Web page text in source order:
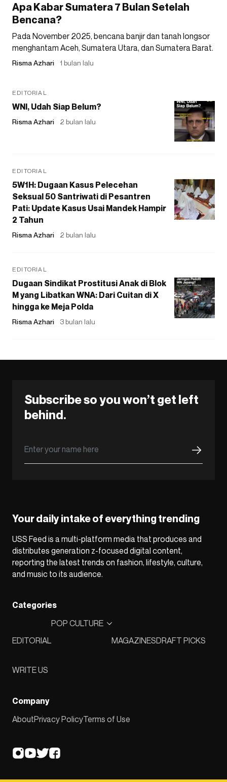
Apa Kabar Sumatera 7 Bulan Setelah
Bencana?
Pada November 2025, bencana banjir dan tanah longsor
menghantam Aceh, Sumatera Utara, dan Sumatera Barat.
Risma Azhari 1 bulan lalu
EDITORIAL
WNI, Udah Siap Belum?
Risma Azhari 2 bulan lalu
EDITORIAL
5W1H: Dugaan Kasus Pelecehan
Seksual 50 Santriwati di Pesantren
Pati: Update Kasus Usai Mandek Hampir
2 Tahun
Risma Azhari 2 bulan lalu
EDITORIAL
Dugaan Sindikat Prostitusi Anak di Blok
M yang Libatkan WNA: Dari Cuitan di X
hingga ke Meja Polda
Risma Azhari 3 bulan lalu
Subscribe so you won’t get left
behind.
Your daily intake of everything trending
USS Feed is a multi-platform media that produces and
distributes generation z-focused digital content,
reporting the latest trends on fashion, lifestyle, culture,
and music to its audience.
Categories
EDITORIAL
POP CULTURE
MAGAZINESDRAFT PICKS
WRITE US
Company
AboutPrivacy PolicyTerms of Use